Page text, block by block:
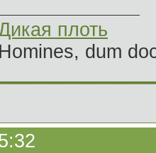
плоть
Homines, dum